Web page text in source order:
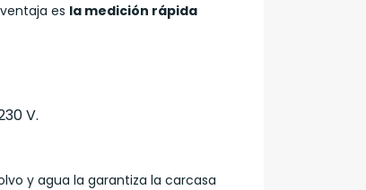
es la medición rápida
V.
y agua la garantiza la carcasa